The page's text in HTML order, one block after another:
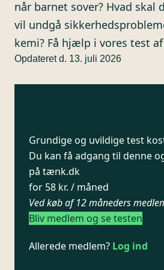
når barnet sover? Hvad skal
vil undgå
kemi? Få hjælp i vores test
Opdateret d. 13. juli 2026
Grundige og uvildige test
Du kan få adgang til denne
på tænk.dk
for 58 kr. / måned
Ved køb af 12 måneders
Bliv medlem og se testen
Allerede medlem? Log ind